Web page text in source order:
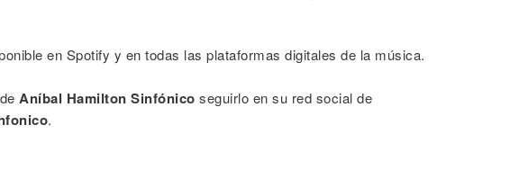
en Spotify y en todas las plataformas digitales de la música.
Aníbal Hamilton Sinfónico seguirlo en su red social de
.